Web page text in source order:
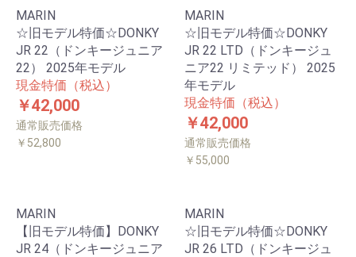
MARIN
☆旧モデル特価☆DONKY
JR 22（ドンキージュニア
22） 2025年モデル
現金特価（税込）
￥42,000
通常販売価格
￥52,800
MARIN
☆旧モデル特価☆DONKY
JR 22 LTD（ドンキージュ
ニア22 リミテッド） 2025
年モデル
現金特価（税込）
￥42,000
通常販売価格
￥55,000
MARIN
【旧モデル特価】DONKY
JR 24（ドンキージュニア
MARIN
☆旧モデル特価☆DONKY
JR 26 LTD（ドンキージュ